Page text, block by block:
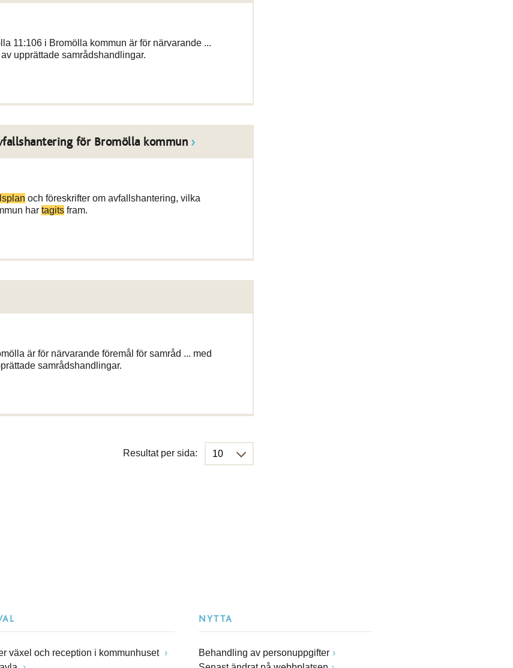
11:106 i Bromölla kommun är för närvarande ...
upprättade samrådshandlingar.
för Bromölla kommun
och föreskrifter om avfallshantering, vilka
har tagits fram.
är för närvarande föremål för samråd ... med
samrådshandlingar.
Resultat per sida:
växel och reception i kommunhuset
NYTTA
Behandling av personuppgifter